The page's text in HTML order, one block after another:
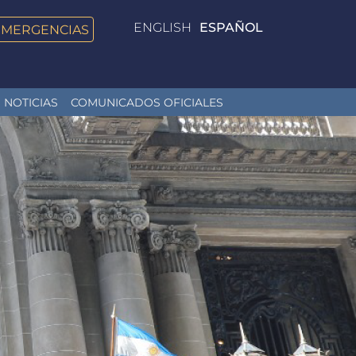
ENGLISH ESPAÑOL
NOTICIAS COMUNICADOS OFICIALES